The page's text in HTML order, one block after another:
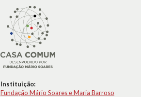
Instituição:
Fundação Mário Soares e Maria Barroso